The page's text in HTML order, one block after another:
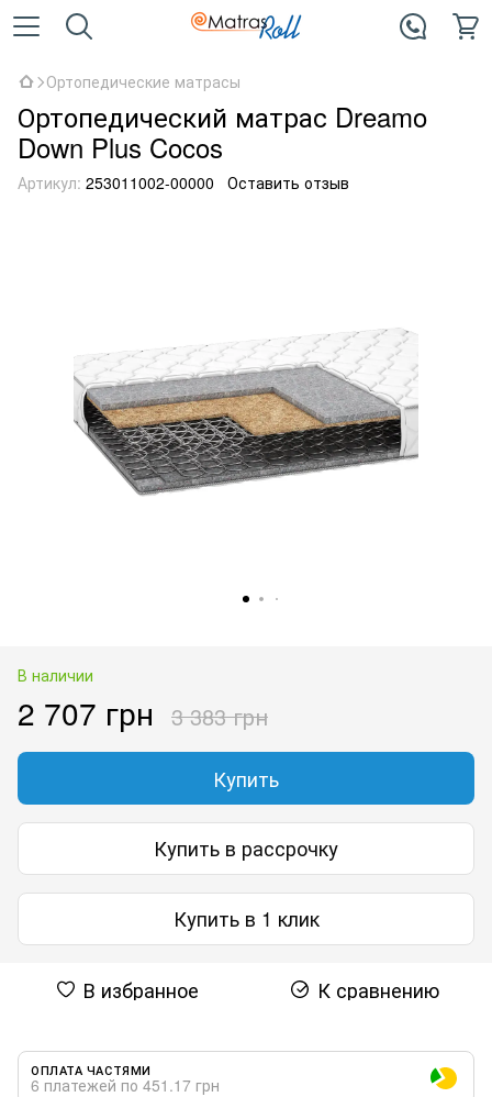
Ортопедические матрасы
Ортопедический матрас Dreamo
Down Plus Cocos
Артикул: 253011002-00000 Оставить отзыв
В наличии
2 707 грн 3 383 грн
Купить
Купить в рассрочку
Купить в 1 клик
В избранное К сравнению
ОПЛАТА ЧАСТЯМИ
6 платежей по 451.17 грн